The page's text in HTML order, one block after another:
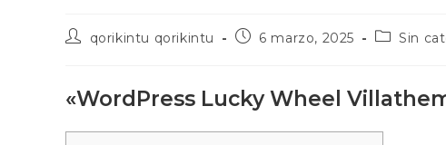
Autor
entrada:
qorikintu qorikintu
Publicación
entrada:
6 marzo, 2025
Categoría
entrada:
Sin
«WordPress Lucky Wheel